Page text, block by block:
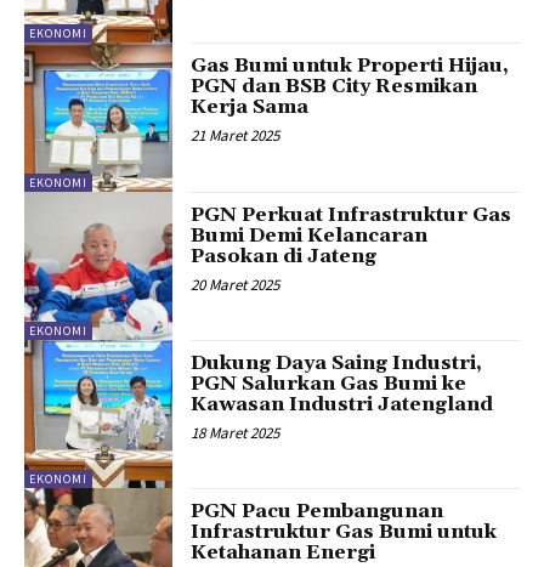
EKONOMI
EKONOMI
Gas Bumi untuk Properti Hijau,
PGN dan BSB City Resmikan
Kerja Sama
21 Maret 2025
EKONOMI
PGN Perkuat Infrastruktur Gas
Bumi Demi Kelancaran
Pasokan di Jateng
20 Maret 2025
EKONOMI
Dukung Daya Saing Industri,
PGN Salurkan Gas Bumi ke
Kawasan Industri Jatengland
18 Maret 2025
PGN Pacu Pembangunan
Infrastruktur Gas Bumi untuk
Ketahanan Energi